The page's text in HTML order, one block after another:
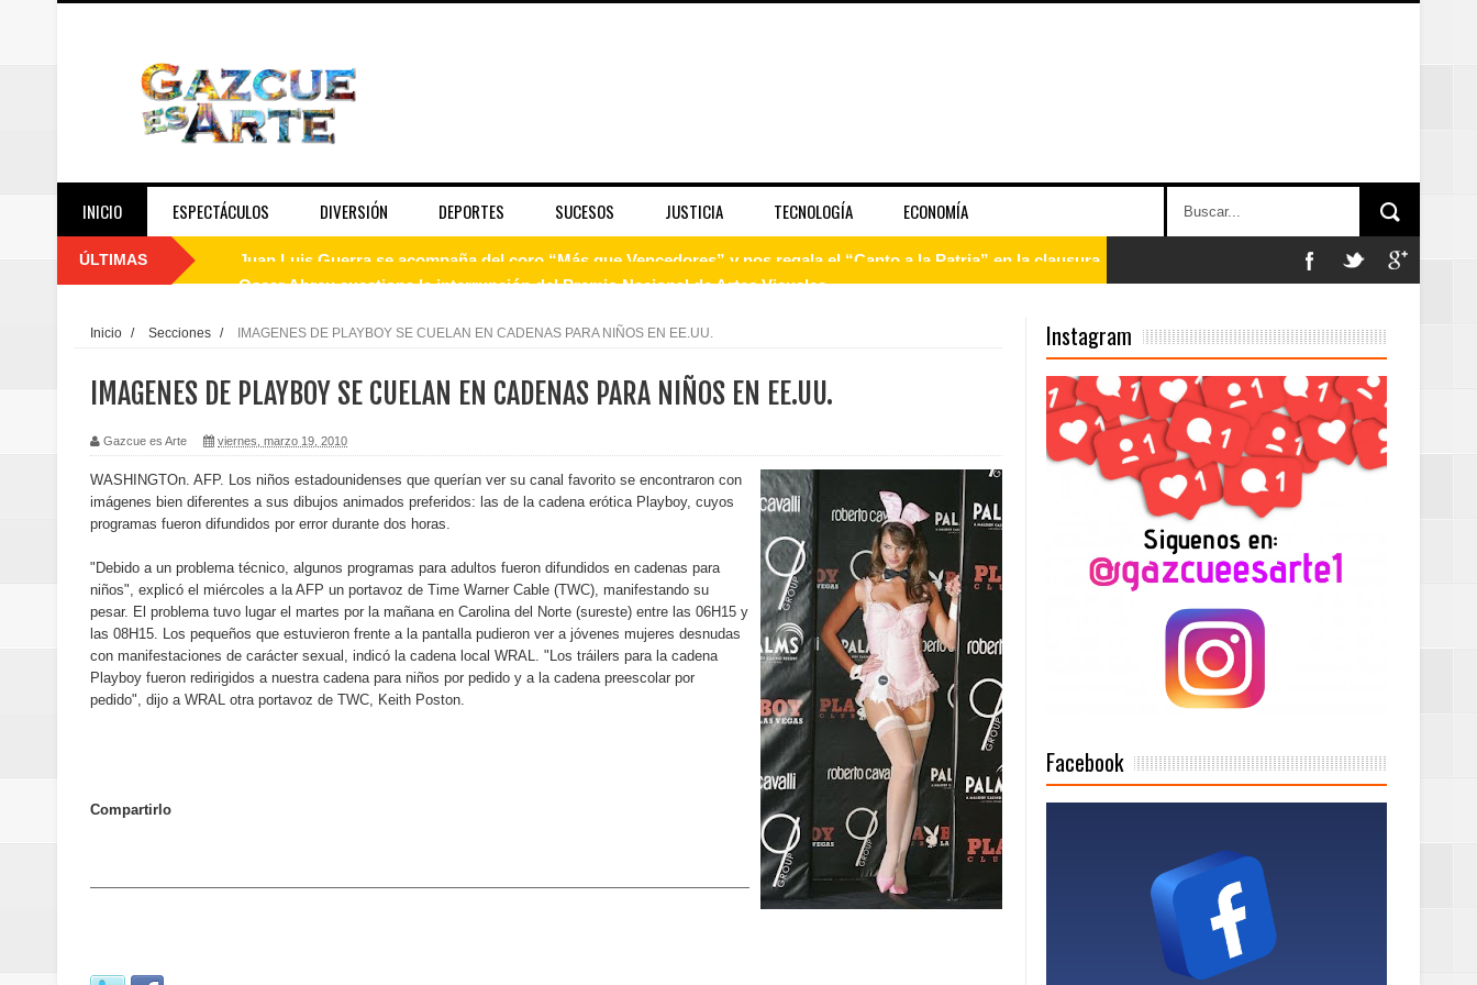
INICIO ESPECTÁCULOS DIVERSIÓN DEPORTES SUCESOS JUSTICIA TECNOLOGÍA ECONOMÍA
ÚLTIMAS Oscar Abreu cuestiona la interrupción del Premio Nacional de Artes Visuales
Pavel Núñez y su Bipolarband deslumbran con una noche de fusiones e invitados de lujo en el Hard Rock Café
Banreservas y Banco Popular abordan retos y oportunidades del sistema financiero nacional
“Los Rechazados 2” llega a los cines impulsada por la franquicia dominicana más taquillera del 2025
Designan a Angelina Biviana Riveiro como vicepresidenta ejecutiva de Fiduciaria Reservas
Humano Seguros inaugura nueva localidad de Oficina Regional Este en La Romana
Banreservas destina RD$5,000 millones para emprendedoras en la segunda edición del Summit Mujer Pymes
Sexappeal celebra 25 años de trayectoria artística con nuevo álbum, renovación de su equipo y conciertos
conmemorativos
Maridalia Hernández y El Canario se unen al regreso de Pavel Núñez y su “Bipolarband” a Hard Rock Café Santo
Doctor Leonardo Aguilera afirma que Banreservas seguirá impulsando la seguridad alimentaria tras salida de RD
Inicio / Secciones / IMAGENES DE PLAYBOY SE CUELAN EN CADENAS PARA NIÑOS EN EE.UU.
IMAGENES DE PLAYBOY SE CUELAN EN CADENAS PARA NIÑOS EN EE.UU.
Gazcue es Arte viernes, marzo 19, 2010
WASHINGTOn. AFP. Los niños estadounidenses que querían ver su canal favorito se encontraron con
imágenes bien diferentes a sus dibujos animados preferidos: las de la cadena erótica Playboy, cuyos
programas fueron difundidos por error durante dos horas.
"Debido a un problema técnico, algunos programas para adultos fueron difundidos en cadenas para
niños", explicó el miércoles a la AFP un portavoz de Time Warner Cable (TWC), manifestando su
pesar. El problema tuvo lugar el martes por la mañana en Carolina del Norte (sureste) entre las 06H15 y
las 08H15. Los pequeños que estuvieron frente a la pantalla pudieron ver a jóvenes mujeres desnudas
con manifestaciones de carácter sexual, indicó la cadena local WRAL. "Los tráilers para la cadena
Playboy fueron redirigidos a nuestra cadena para niños por pedido y a la cadena preescolar por
pedido", dijo a WRAL otra portavoz de TWC, Keith Poston.
Compartirlo
Instagram
Facebook